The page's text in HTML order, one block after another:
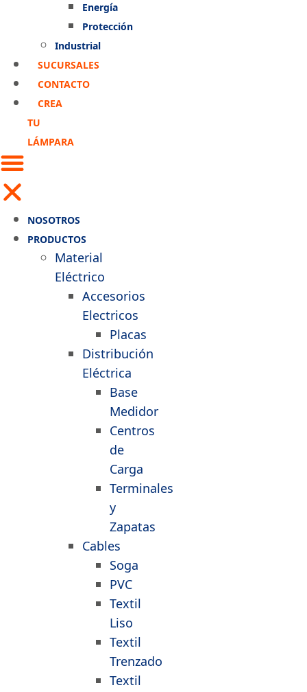
Energía
Protección
Industrial
SUCURSALES
CONTACTO
CREA
TU
LÁMPARA
NOSOTROS
PRODUCTOS
Material
Eléctrico
Accesorios
Electricos
Placas
Distribución
Eléctrica
Base
Medidor
Centros
de
Carga
Terminales
y
Zapatas
Cables
Soga
PVC
Textil
Liso
Textil
Trenzado
Textil